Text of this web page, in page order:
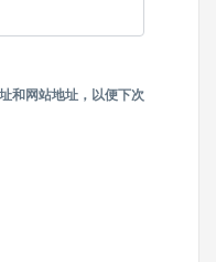
和网站地址，以便下次